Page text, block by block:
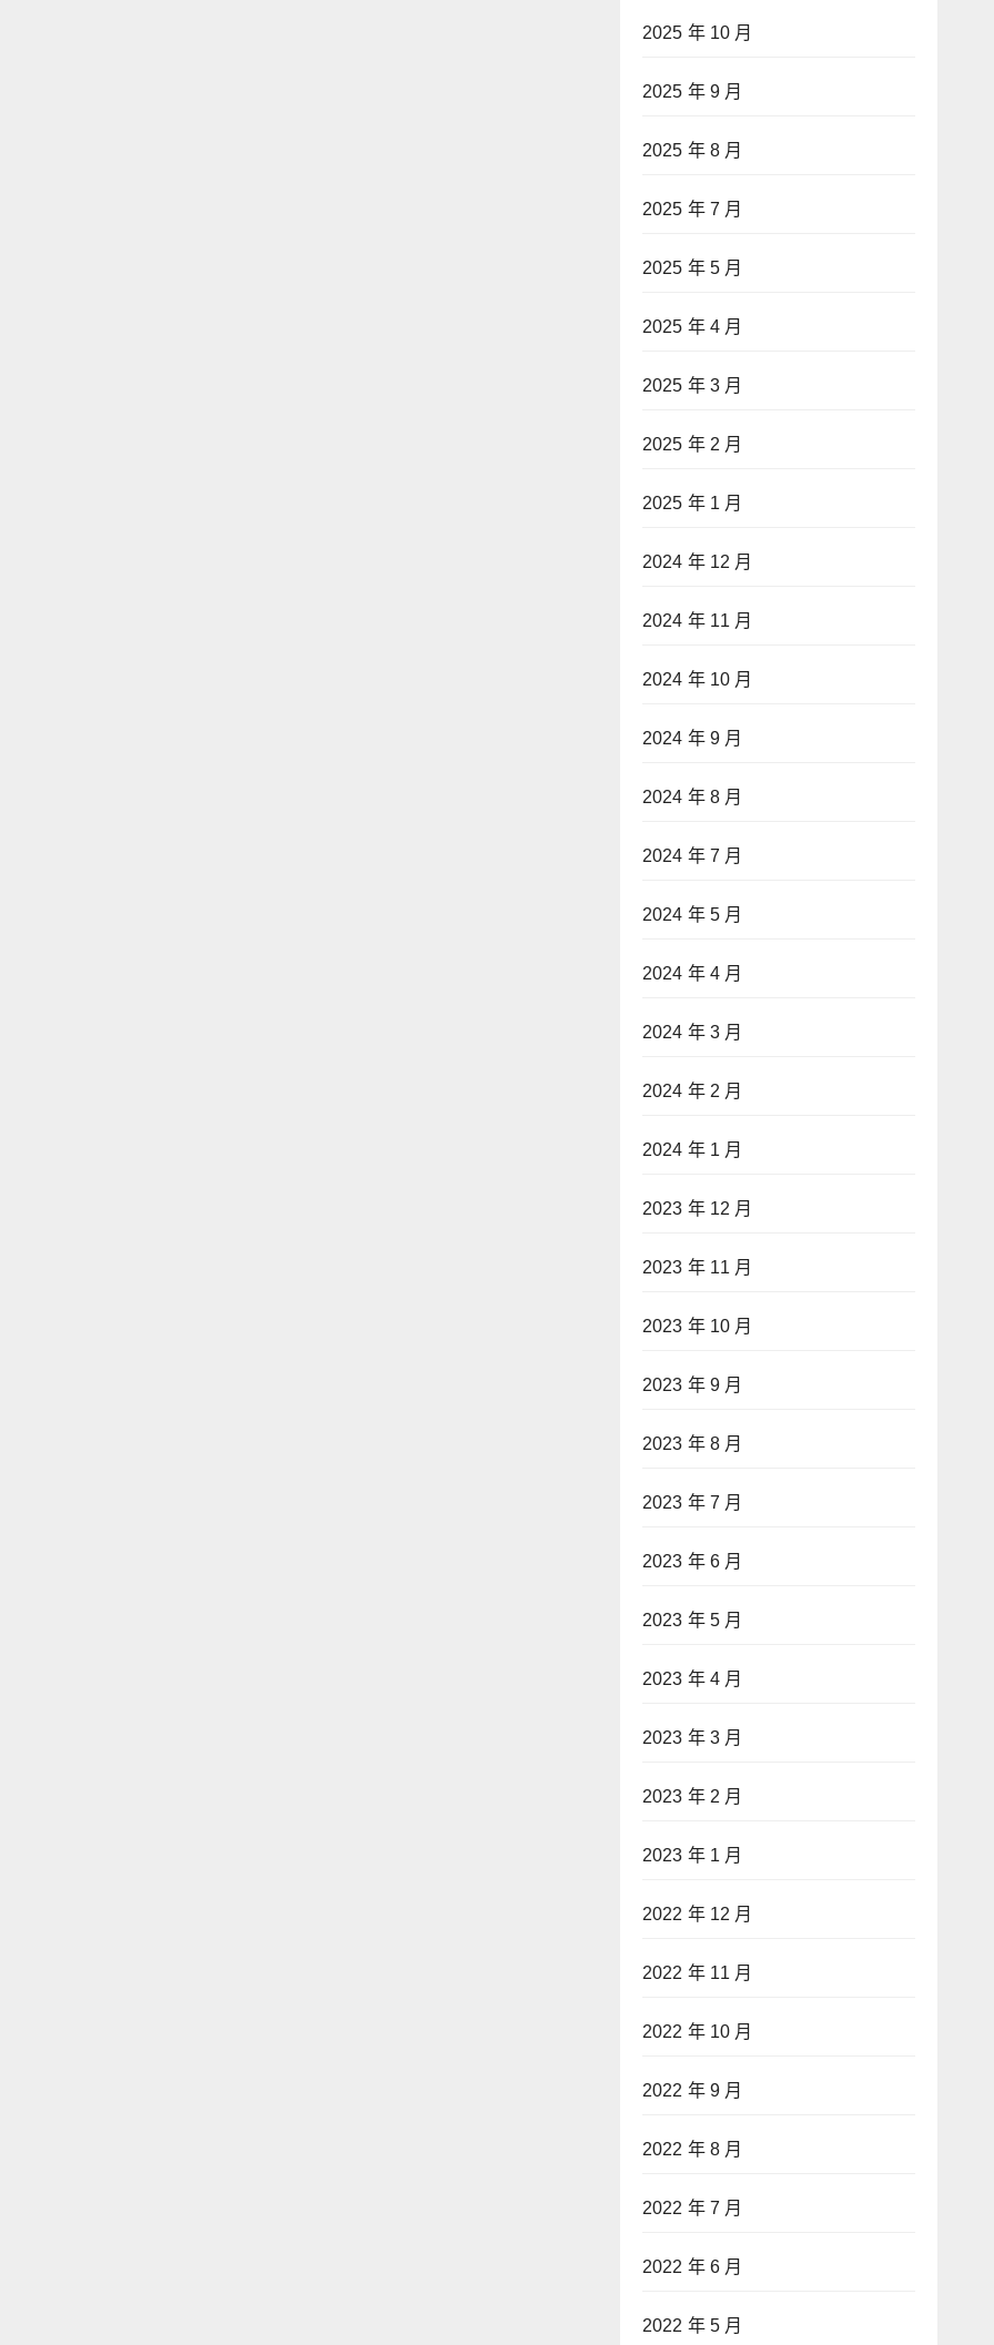
2025 年 10 月
2025 年 9 月
2025 年 8 月
2025 年 7 月
2025 年 5 月
2025 年 4 月
2025 年 3 月
2025 年 2 月
2025 年 1 月
2024 年 12 月
2024 年 11 月
2024 年 10 月
2024 年 9 月
2024 年 8 月
2024 年 7 月
2024 年 5 月
2024 年 4 月
2024 年 3 月
2024 年 2 月
2024 年 1 月
2023 年 12 月
2023 年 11 月
2023 年 10 月
2023 年 9 月
2023 年 8 月
2023 年 7 月
2023 年 6 月
2023 年 5 月
2023 年 4 月
2023 年 3 月
2023 年 2 月
2023 年 1 月
2022 年 12 月
2022 年 11 月
2022 年 10 月
2022 年 9 月
2022 年 8 月
2022 年 7 月
2022 年 6 月
2022 年 5 月